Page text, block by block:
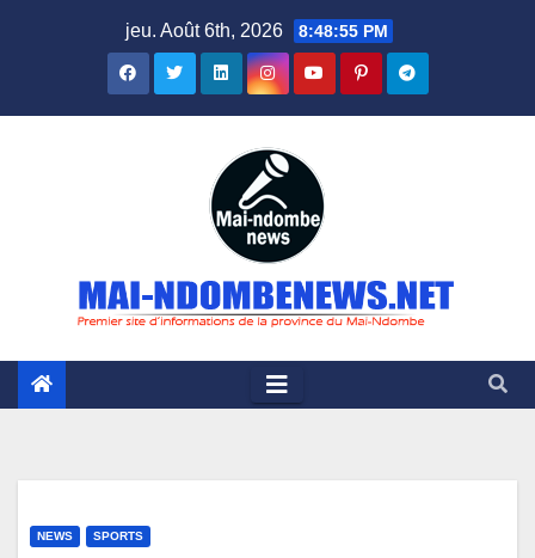
jeu. Août 6th, 2026 8:48:56 PM
NEWS SPORTS